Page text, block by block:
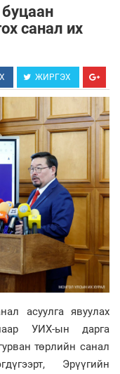
санал их
ЖИРГЭХ
асуулга явуулах
УИХ-ын дарга
төрлийн санал
Эрүүгийн